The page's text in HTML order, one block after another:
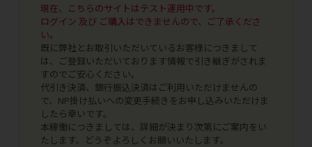
現在、こちらのサイトはテスト運用中です。
ログイン 及び ご購入はできませんので、ご了承くださ
い。
既に弊社とお取引いただいているお客様につきまして
は、ご登録いただいております情報で引き継ぎがされま
すのでご安心ください。
代引き決済、銀行振込決済はご利用いただけませんの
で、NP掛け払いへの変更手続きをお申し込みいただけま
したら幸いです。
本稼働につきましては、詳細が決まり次第にご案内をい
たします。どうぞよろしくお願いいたします。